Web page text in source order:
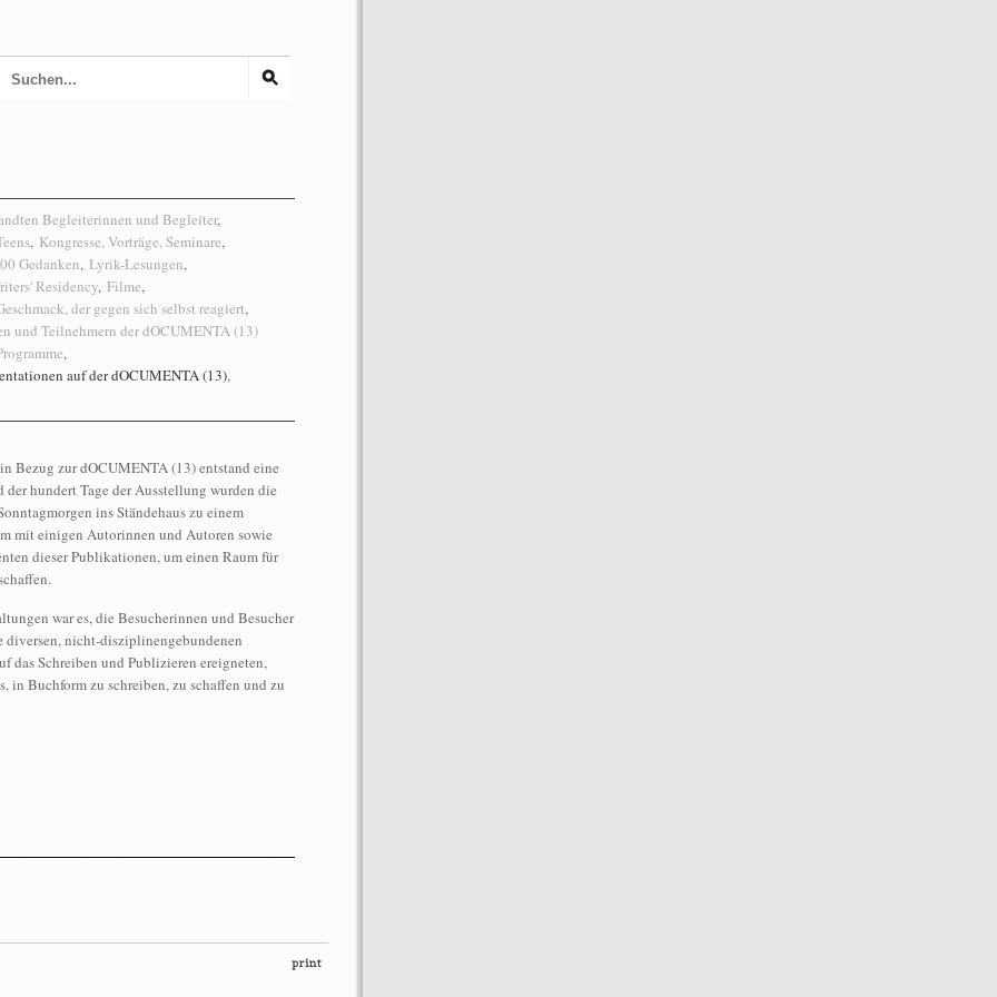
auf dem Dach des
Spit on Hegel,” 1970) and
Fumai, In Auftrag gegeben von
Stromberg
Begleiterinnen und Begleiter,
, Kongresse, Vorträge, Seminare,
Gedanken, Lyrik-Lesungen,
Residency, Filme,
der gegen sich selbst reagiert,
und Teilnehmern der dOCUMENTA (13)
,
auf der dOCUMENTA (13),
Bezug zur dOCUMENTA (13) entstand eine
hundert Tage der Ausstellung wurden die
ins Ständehaus zu einem
mit einigen Autorinnen und Autoren sowie
dieser Publikationen, um einen Raum für
war es, die Besucherinnen und Besucher
nicht-disziplinengebundenen
das Schreiben und Publizieren ereigneten,
in Buchform zu schreiben, zu schaffen und zu